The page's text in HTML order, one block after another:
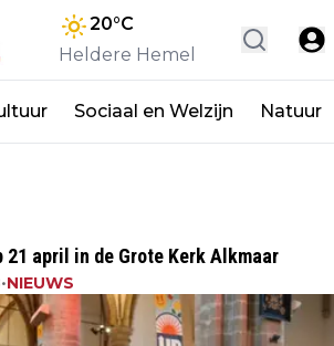
20°C
Heldere Hemel
Sociaal en Welzijn Natuur
april in de Grote Kerk Alkmaar
•NIEUWS